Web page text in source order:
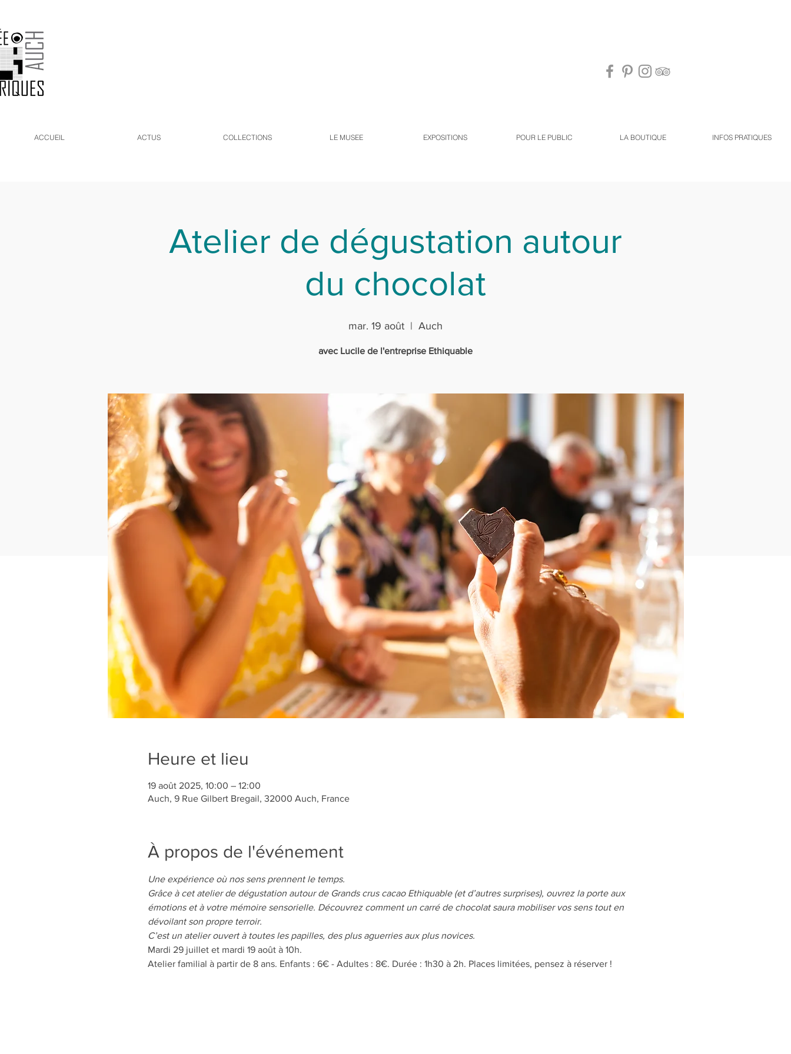
ACCUEIL ACTUS COLLECTIONS LE MUSEE EXPOSITIONS POUR LE PUBLIC LA BOUTIQUE INFOS PRATIQUES
Atelier de dégustation autour
du chocolat
mar. 19 août
  |
Auch
avec Lucile de l'entreprise Ethiquable
Heure et lieu
19 août 2025, 10:00 – 12:00
Auch, 9 Rue Gilbert Bregail, 32000 Auch, France
À propos de l'événement
Une expérience où nos sens prennent le temps.
Grâce à cet atelier de dégustation autour de Grands crus cacao Ethiquable (et d’autres surprises), ouvrez la porte aux
émotions et à votre mémoire sensorielle. Découvrez comment un carré de chocolat saura mobiliser vos sens tout en
dévoilant son propre terroir.
C’est un atelier ouvert à toutes les papilles, des plus aguerries aux plus novices.
Mardi 29 juillet et mardi 19 août à 10h.
Atelier familial à partir de 8 ans. Enfants : 6€ - Adultes : 8€. Durée : 1h30 à 2h. Places limitées, pensez à réserver !